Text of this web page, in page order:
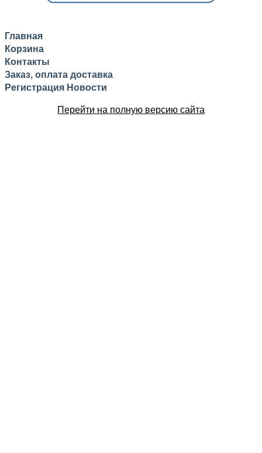
Главная
Корзина
Контакты
Заказ, оплата доставка
Регистрация Новости
Перейти на полную версию сайта